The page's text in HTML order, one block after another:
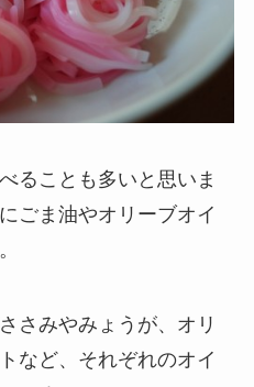
ることも多いと思いま
ごま油やオリーブオイ
さみやみょうが、オリ
など、それぞれのオイ